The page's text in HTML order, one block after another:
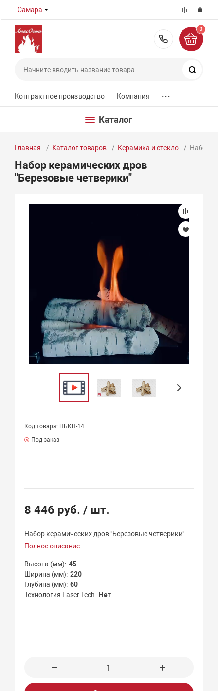
Самара
8 (800)
0
Контрактное производство Компания ...
Каталог
Главная Каталог товаров Керамика и стекло Набор
Набор керамических дров
"Березовые четверики"
Код товара: НБКП-14
Под заказ
8 446 руб./ шт.
Набор керамических дров "Березовые четверики"
Полное описание
Высота (мм) 45
Ширина (мм) 220
Глубина (мм) 60
Технология Laser Tech
Нет